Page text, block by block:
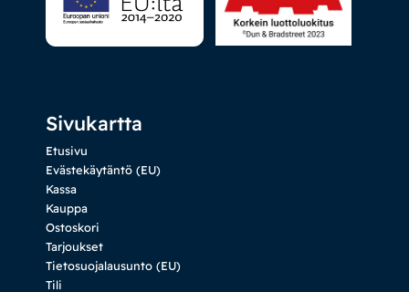
Sivukartta
Etusivu
Evästekäytäntö (EU)
Kassa
Kauppa
Ostoskori
Tarjoukset
Tietosuojalausunto (EU)
Tili